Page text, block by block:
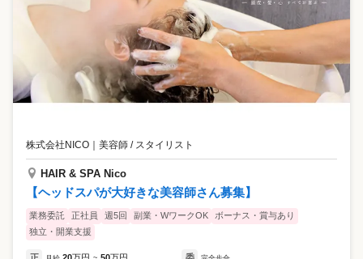
株式会社NICO 美容師 / スタイリスト
HAIR & SPA Nico
【ヘッドスパが大好きな美容師さん募集】
業務委託 正社員 週5回 副業・WワークOK
ボーナス・賞与あり
独立・開業支援